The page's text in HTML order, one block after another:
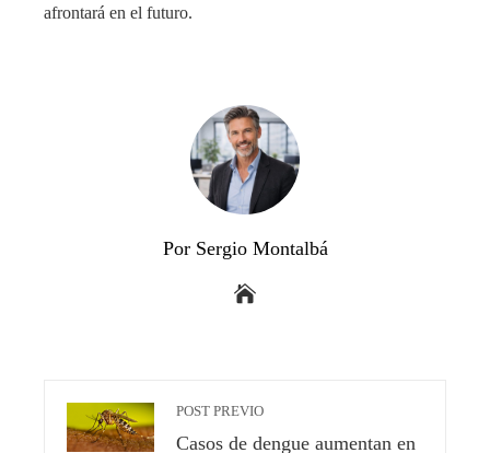
afrontará en el futuro.
Por Sergio Montalbá
POST PREVIO
Casos de dengue aumentan en